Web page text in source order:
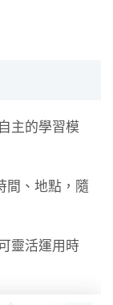
主的學習模
間、地點，隨
靈活運用時